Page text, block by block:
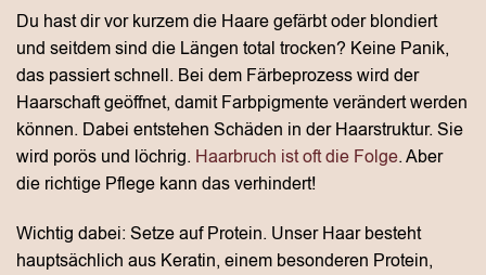
Du hast dir vor kurzem die Haare gefärbt oder blondiert
und seitdem sind die Längen total trocken? Keine Panik,
das passiert schnell. Bei dem Färbeprozess wird der
Haarschaft geöffnet, damit Farbpigmente verändert werden
können. Dabei entstehen Schäden in der Haarstruktur. Sie
wird porös und löchrig. Haarbruch ist oft die Folge. Aber
die richtige Pflege kann das verhindert!
Wichtig dabei: Setze auf Protein. Unser Haar besteht
hauptsächlich aus Keratin, einem besonderen Protein,